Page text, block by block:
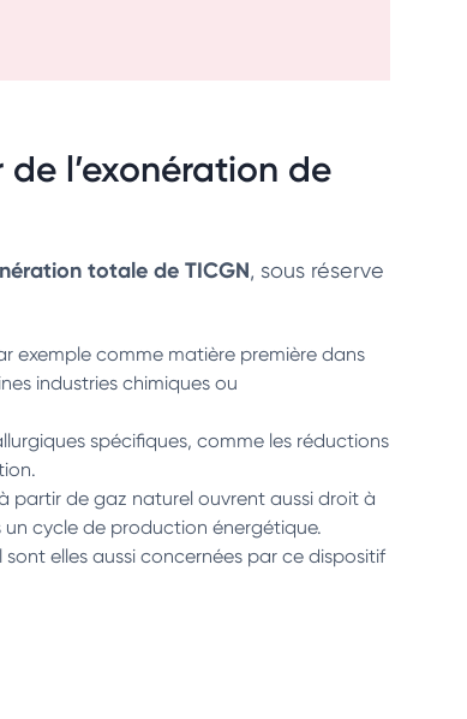
l’exonération de
totale de TICGN, sous réserve
exemple comme matière première dans
industries chimiques ou
spécifiques, comme les réductions
partir de gaz naturel ouvrent aussi droit à
cycle de production énergétique.
elles aussi concernées par ce dispositif